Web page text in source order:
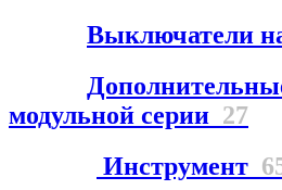
Выключатели
модульной серии 27
Инструмент